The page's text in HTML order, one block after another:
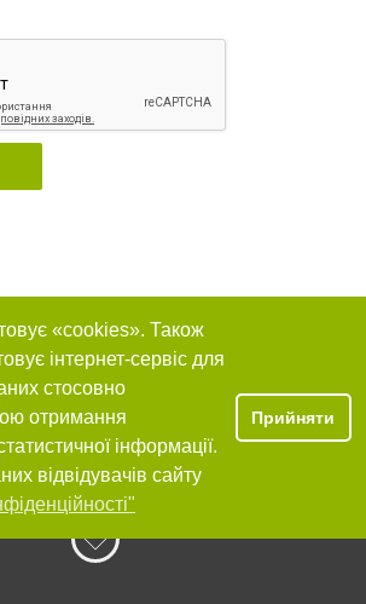
«cookies». Також
інтернет-сервіс для
стосовно
отримання
інформації.
відвідувачів сайту
Прийняти